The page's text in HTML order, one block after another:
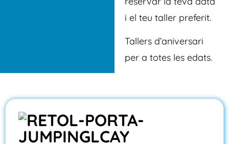
i el teu taller preferit.
Tallers d’aniversari
per a totes les edats.